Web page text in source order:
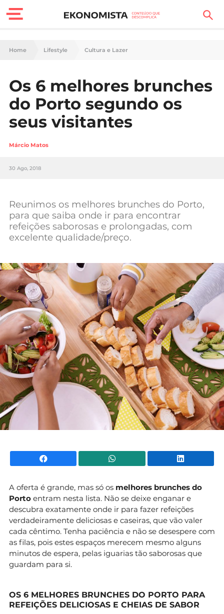
Finanças Pessoais
Carreira
Casa
Lifestyle
Sociedade
Negócios
Mundial 2026
Home Lifestyle Cultura e Lazer
Os 6 melhores brunches
do Porto segundo os
seus visitantes
Márcio Matos
30 Ago, 2018
Reunimos os melhores brunches do Porto,
para que saiba onde ir para encontrar
refeições saborosas e prolongadas, com
excelente qualidade/preço.
Facebook WhatsApp
A oferta é grande, mas só os melhores brunches do
Porto entram nesta lista. Não se deixe enganar e
descubra exatamente onde ir para fazer refeições
verdadeiramente deliciosas e caseiras, que vão valer
cada cêntimo. Tenha paciência e não se desespere com
as filas, pois estes espaços merecem mesmo alguns
minutos de espera, pelas iguarias tão saborosas que
guardam para si.
OS 6 MELHORES BRUNCHES DO PORTO PARA
REFEIÇÕES DELICIOSAS E CHEIAS DE SABOR